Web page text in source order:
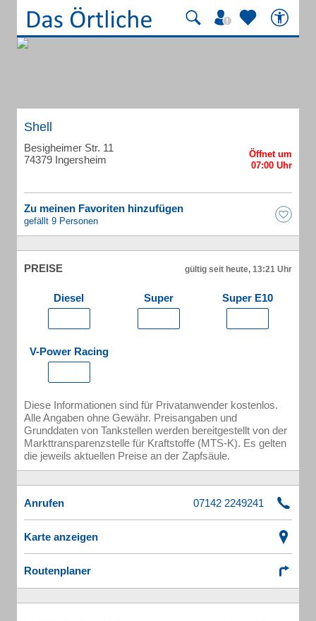
Shell
Besigheimer Str. 11
74379 Ingersheim
Zu meinen Favoriten hinzufügen
gefällt 9 Personen
PREISE gültig seit heute, 13:21 Uhr
Diesel Super Super E10
V-Power Racing
Diese Informationen sind für Privatanwender kostenlos.
Alle Angaben ohne Gewähr. Preisangaben und
Grunddaten von Tankstellen werden bereitgestellt von der
Markttransparenzstelle für Kraftstoffe (MTS-K). Es gelten
die jeweils aktuellen Preise an der Zapfsäule.
Anrufen
Karte anzeigen
Routenplaner